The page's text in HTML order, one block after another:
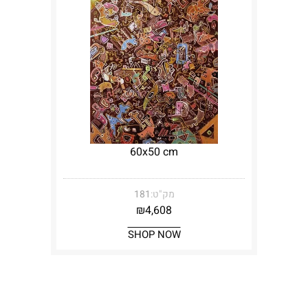
60x50 cm
מק"ט:181
₪4,608
SHOP NOW